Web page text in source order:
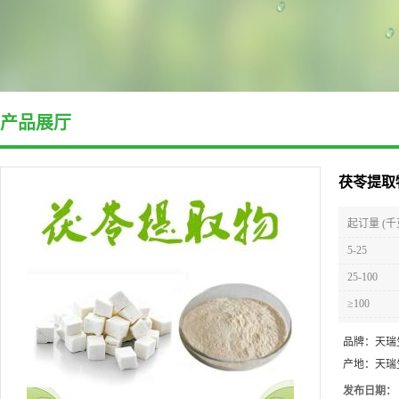
产品展厅
茯苓提取
起订量 (千
5-25
25-100
≥100
品牌： 天瑞
产地： 天瑞
发布日期：